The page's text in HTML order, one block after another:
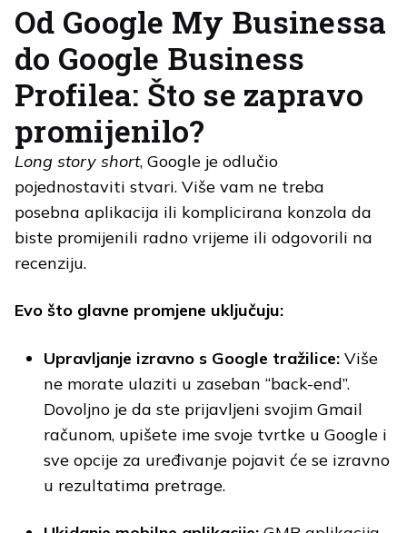
Od Google My Businessa
do Google Business
Profilea: Što se zapravo
promijenilo?
Long story short, Google je odlučio
pojednostaviti stvari. Više vam ne treba
posebna aplikacija ili komplicirana konzola da
biste promijenili radno vrijeme ili odgovorili na
recenziju.
Evo što glavne promjene uključuju:
Upravljanje izravno s Google tražilice: Više
ne morate ulaziti u zaseban “back-end”.
Dovoljno je da ste prijavljeni svojim Gmail
računom, upišete ime svoje tvrtke u Google i
sve opcije za uređivanje pojavit će se izravno
u rezultatima pretrage.